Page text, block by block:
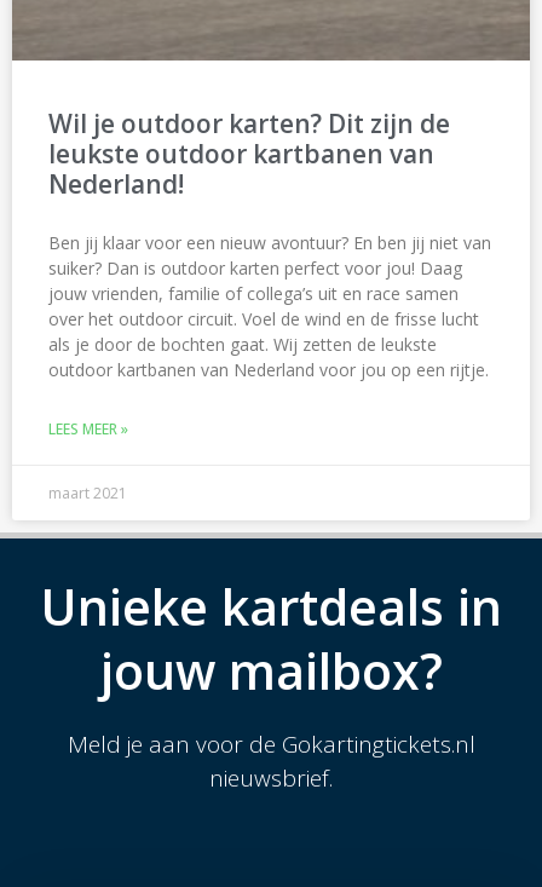
Wil je outdoor karten? Dit zijn de
leukste outdoor kartbanen van
Nederland!
Ben jij klaar voor een nieuw avontuur? En ben jij niet van
suiker? Dan is outdoor karten perfect voor jou! Daag
jouw vrienden, familie of collega’s uit en race samen
over het outdoor circuit. Voel de wind en de frisse lucht
als je door de bochten gaat. Wij zetten de leukste
outdoor kartbanen van Nederland voor jou op een rijtje.
LEES MEER »
maart 2021
Unieke kartdeals in
jouw mailbox?
Meld je aan voor de Gokartingtickets.nl
nieuwsbrief.